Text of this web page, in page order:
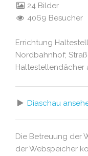
24 Bilder
4069 Besucher
Errichtung
Nordbahnhof;
Haltestellendächer
Diaschau
Die Betreuung der
der Webspeicher